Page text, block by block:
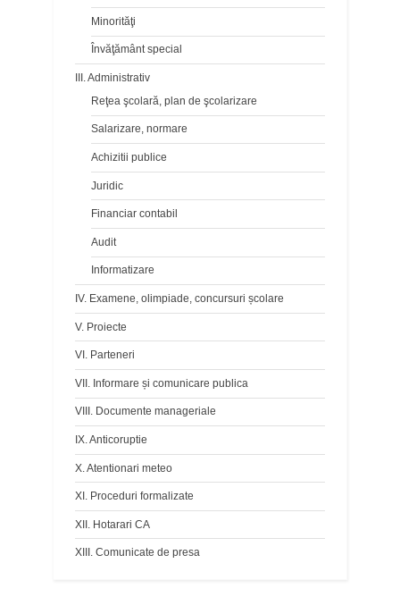
Minorităţi
Învăţământ special
III. Administrativ
Reţea şcolară, plan de şcolarizare
Salarizare, normare
Achizitii publice
Juridic
Financiar contabil
Audit
Informatizare
IV. Examene, olimpiade, concursuri școlare
V. Proiecte
VI. Parteneri
VII. Informare și comunicare publica
VIII. Documente manageriale
IX. Anticoruptie
X. Atentionari meteo
XI. Proceduri formalizate
XII. Hotarari CA
XIII. Comunicate de presa